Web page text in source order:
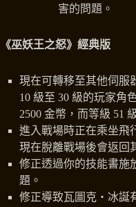
害的問題。
《巫妖王之怒》經典版
現在可轉移至其他伺服
10 級至 30 級的玩家角
2500 金幣，而等級 51
進入戰場時正在乘坐飛
現在脫離戰場後會返回
修正透過你的技能書施
題。
修正導致瓦圖克‧冰誕